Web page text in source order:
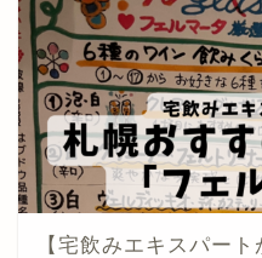
【宅飲みエキスパー